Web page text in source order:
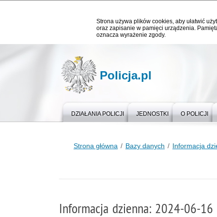
Strona używa plików cookies, aby ułatwić
oraz zapisanie w pamięci urządzenia.
oznacza wyrażenie zgody.
Policja.pl
DZIAŁANIA POLICJI JEDNOSTKI O POLICJI
Strona główna Bazy danych Informacja
Informacja dzienna: 2024-06-16